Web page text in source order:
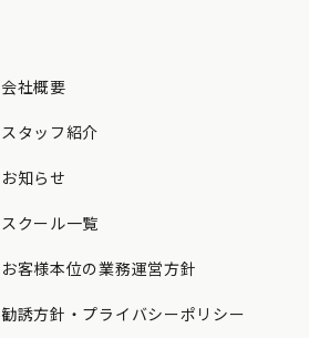
会社概要
スタッフ紹介
お知らせ
スクール一覧
お客様本位の業務運営方針
勧誘方針・プライバシーポリシー